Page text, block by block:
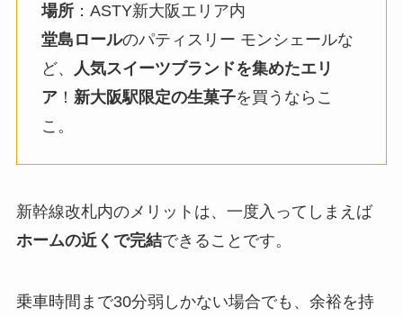
場所：ASTY新大阪エリア内
堂島ロールのパティスリー モンシェールな
ど、
人気スイーツブランドを集めたエリ
ア！ 新大阪駅限定の生菓子を買うならこ
こ。
新幹線改札内のメリットは、一度入ってしまえば
ホームの近くで完結できることです。
乗車時間まで30分弱しかない場合でも、余裕を持